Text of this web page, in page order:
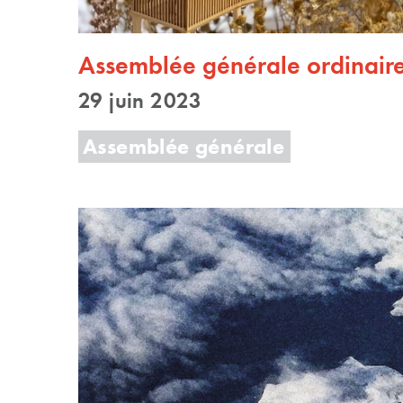
Assemblée générale
29 juin 2023
Assemblée générale